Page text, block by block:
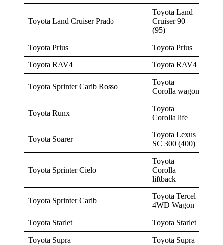
Toyota Land Cruiser Prado
Toyota Land
Cruiser 90
(95)
Toyota Prius Toyota Prius
Toyota RAV4 Toyota RAV4
Toyota Sprinter Carib Rosso
Toyota
Corolla wagon
Toyota Runx
Toyota
Corolla life
Toyota Soarer
Toyota Lexus
SC 300 (400)
Toyota Sprinter Cielo
Toyota
Corolla
liftback
Toyota Sprinter Carib
Toyota Tercel
4WD Wagon
Toyota Starlet Toyota Starlet
Toyota Supra Toyota Supra